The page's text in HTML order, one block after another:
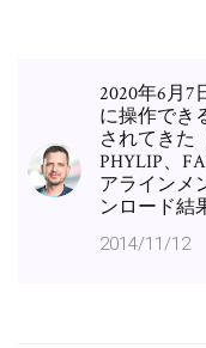
2020年6月7
に操作でき
されてきた
PHYLIP、
アラインメ
ンロード結
2014/11/12